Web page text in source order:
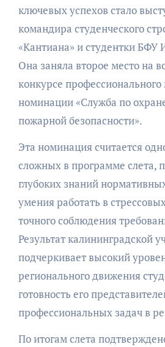
ключевых успехов стало
командира студенческого
«Кантиана» и студентки
Она заняла второе место на
конкурсе профессионального
номинации «Служба по
пожарной безопасности».
Эта номинация считается
сложных в программе слета,
глубоких знаний
умения работать в
точного соблюдения
Результат калининградской
подчеркивает высокий
регионального движения
готовность его
профессиональных задач в
По итогам слета